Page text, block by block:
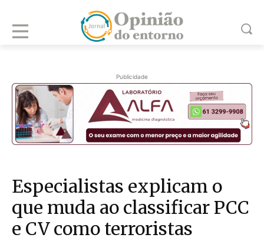
Publicidade
Especialistas explicam o
que muda ao classificar PCC
e CV como terroristas